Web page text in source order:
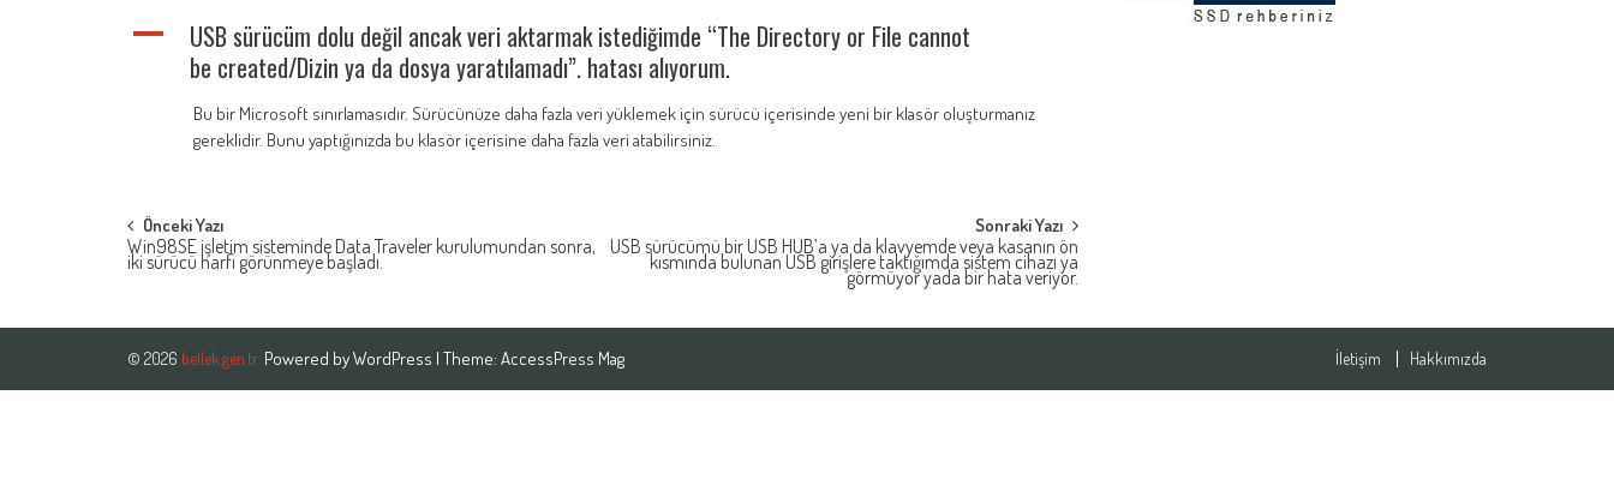
A
USB sürücüm dolu değil ancak veri aktarmak istediğimde “The Directory or File cannot
be created/Dizin ya da dosya yaratılamadı”. hatası alıyorum.
Bu bir Microsoft sınırlamasıdır. Sürücünüze daha fazla veri yüklemek için sürücü içerisinde yeni bir klasör oluşturmanız
gereklidir. Bunu yaptığınızda bu klasör içerisine daha fazla veri atabilirsiniz.
Post
navigation
Önceki Yazı
Win98SE işletim sisteminde Data Traveler kurulumundan sonra,
iki sürücü harfi görünmeye başladı.
Sonraki Yazı
USB sürücümü bir USB HUB’a ya da klavyemde veya kasanın ön
kısmında bulunan USB girişlere taktığımda sistem cihazı ya
görmüyor yada bir hata veriyor.
© 2026 bellek.gen.tr Powered byWordPress | Theme: AccessPress Mag İletişim Hakkımızda